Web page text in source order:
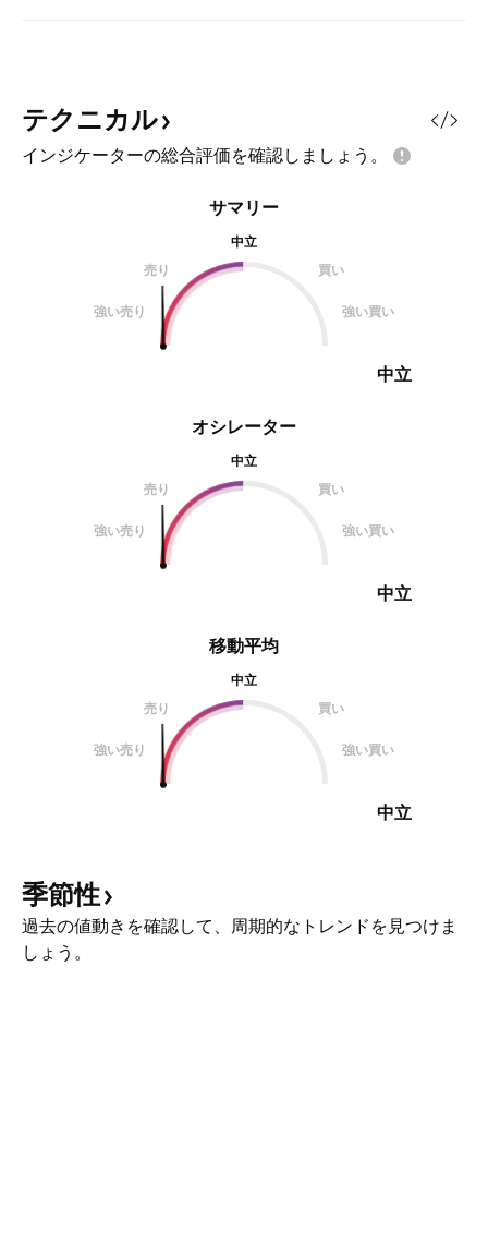
テクニカル
インジケーターの総合評価を確認しましょう。
オシレーター
中立
売り
買い
強い売り 強い買い
中立
サマリー
中立
売り
買い
強い売り 強い買い
中立
移動平均
中立
売り
買い
強い売り 強い買い
中立
季節性
過去の値動きを確認して、周期的なトレンドを見つけま
しょう。